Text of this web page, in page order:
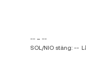
-- ~ --
SOL/NIO stäng: --